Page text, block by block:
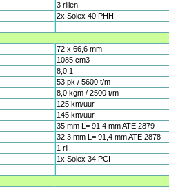
3 rillen
2x Solex 40 PHH
72 x 66,6 mm
1085 cm3
8,0:1
53 pk / 5600 t/m
8,0 kgm / 2500 t/m
125 km/uur
145 km/uur
35 mm L= 91,4 mm ATE 2879
32,3 mm L= 91,4 mm ATE 2878
1 ril
1x Solex 34 PCI